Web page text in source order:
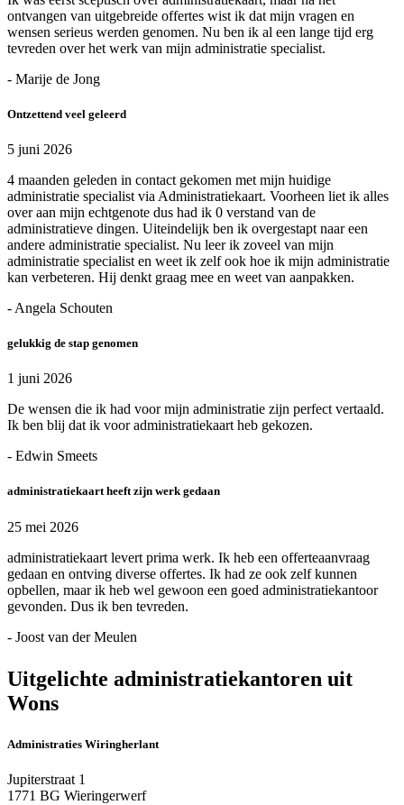
ontvangen van uitgebreide offertes wist ik dat mijn vragen en
wensen serieus werden genomen. Nu ben ik al een lange tijd erg
tevreden over het werk van mijn administratie specialist.
- Marije de Jong
Ontzettend veel geleerd
5 juni 2026
4 maanden geleden in contact gekomen met mijn huidige
administratie specialist via Administratiekaart. Voorheen liet ik alles
over aan mijn echtgenote dus had ik 0 verstand van de
administratieve dingen. Uiteindelijk ben ik overgestapt naar een
andere administratie specialist. Nu leer ik zoveel van mijn
administratie specialist en weet ik zelf ook hoe ik mijn administratie
kan verbeteren. Hij denkt graag mee en weet van aanpakken.
- Angela Schouten
gelukkig de stap genomen
1 juni 2026
De wensen die ik had voor mijn administratie zijn perfect vertaald.
Ik ben blij dat ik voor administratiekaart heb gekozen.
- Edwin Smeets
administratiekaart heeft zijn werk gedaan
25 mei 2026
administratiekaart levert prima werk. Ik heb een offerteaanvraag
gedaan en ontving diverse offertes. Ik had ze ook zelf kunnen
opbellen, maar ik heb wel gewoon een goed administratiekantoor
gevonden. Dus ik ben tevreden.
- Joost van der Meulen
Uitgelichte administratiekantoren uit
Wons
Administraties Wiringherlant
Jupiterstraat 1
1771 BG Wieringerwerf